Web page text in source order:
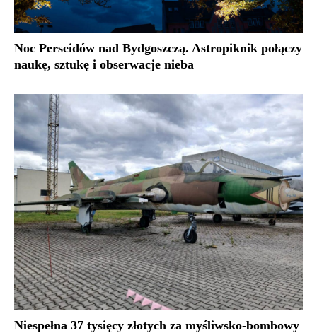
Noc Perseidów nad Bydgoszczą. Astropiknik połączy
naukę, sztukę i obserwacje nieba
Niespełna 37 tysięcy złotych za myśliwsko-bombowy